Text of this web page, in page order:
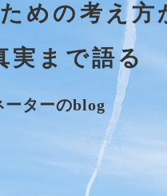
めの考え方
実まで語る
ーターのblog